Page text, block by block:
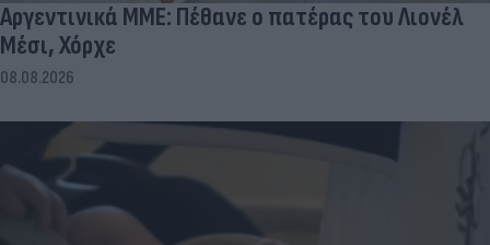
Αργεντινικά ΜΜΕ: Πέθανε ο πατέρας του Λιονέλ
Μέσι, Χόρχε
08.08.2026